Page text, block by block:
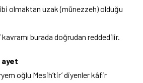
olmaktan uzak (münezzeh) olduğu
kavramı burada doğrudan reddedilir.
ayet
oğlu Mesih’tir’ diyenler kâfir